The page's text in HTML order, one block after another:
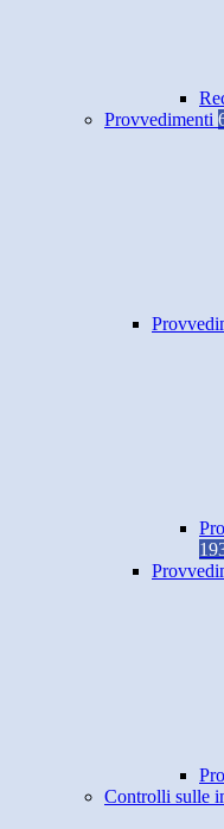
Provvedimenti
Controlli sulle